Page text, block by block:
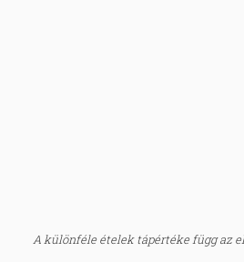
A különféle ételek tápértéke függ az